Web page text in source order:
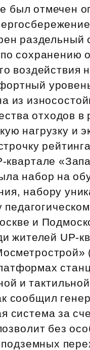
был отмечен
раздельный
сохранению
воздействия
из
отходов в
нагрузку и
набор на
набору
и
жителей
и
сообщил
система за
без